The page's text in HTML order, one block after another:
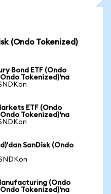
(Ondo Tokenized)
Bond ETF (Ondo
Tokenized)'na
ETF (Ondo
Tokenized)'na
SanDisk (Ondo
(Ondo
Tokenized)'na